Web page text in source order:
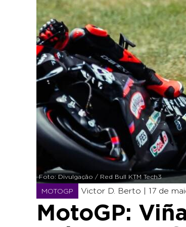
Foto: Divulgação / Red Bull KTM Tech3
MOTOGP Victor D. Berto | 17 de
MotoGP: